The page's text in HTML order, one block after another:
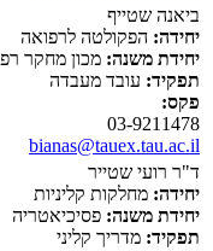
ביאנה שטייף
יחידה: הפקולטה לרפואה
יחידת משנה: מכון מחקר
תפקיד: עובד מעבדה
פקס:
03-9211478
bianas@tauex.tau.ac.il
ד"ר רועי שטייר
יחידה: מחלקות קליניות
יחידת משנה: פסיכיאטריה
תפקיד: מדריך קליני